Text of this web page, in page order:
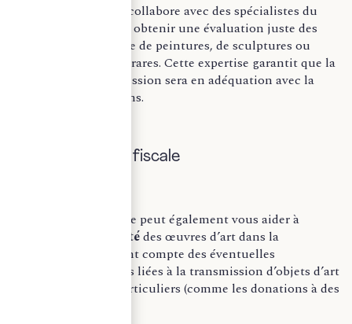
L’expert-comptable collabore avec des spécialistes du
marché de l’art pour obtenir une évaluation juste des
œuvres, qu’il s’agisse de peintures, de sculptures ou
d’autres objets d’art rares. Cette expertise garantit que la
déclaration de succession sera en adéquation avec la
valeur réelle des biens.
C) Optimisation fiscale
Un expert-comptable peut également vous aider à
optimiser la fiscalitédes œuvres d’art dans la
succession, en tenant compte des éventuelles
exonérations fiscales liées à la transmission d’objets d’art
dans certains cas particuliers (comme les donations à des